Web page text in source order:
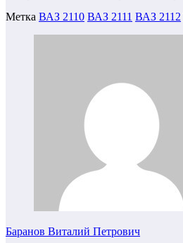
Метка ВАЗ 2110 ВАЗ 2111 ВАЗ 2112
Баранов Виталий Петрович